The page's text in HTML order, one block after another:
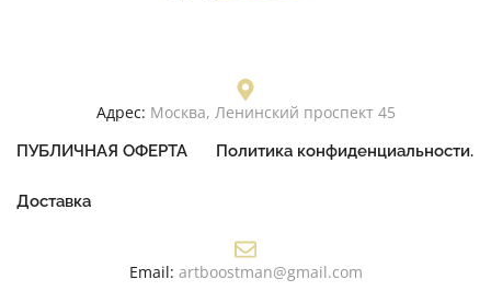
Адрес: Москва, Ленинский проспект 45
ПУБЛИЧНАЯ ОФЕРТА Политика конфиденциальности.
Доставка
Email: artboostman@gmail.com